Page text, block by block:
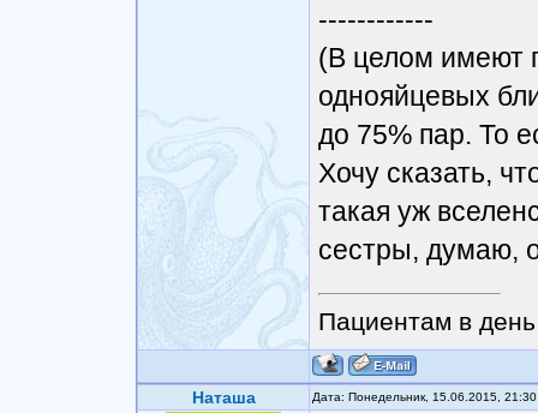
------------
(В целом имеют
однояйцевых
до 75% пар. То
Хочу сказать,
такая уж
сестры, думаю,
Пациентам в
Наташа Дата: Понедельник, 15.06.2015,